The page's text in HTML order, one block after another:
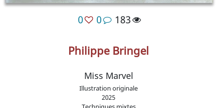
0 0 183
Philippe Bringel
Miss Marvel
Illustration originale
2025